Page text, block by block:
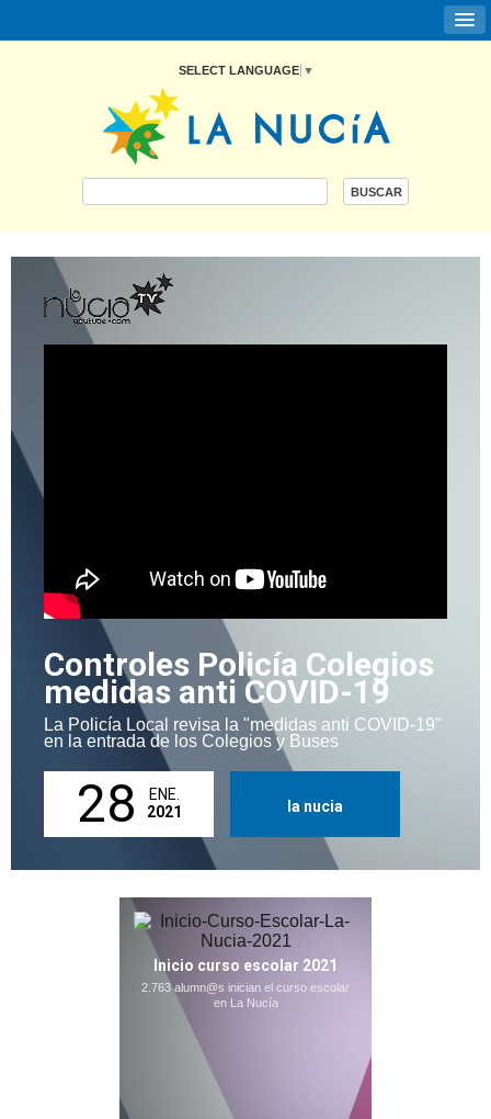
SELECT LANGUAGE ▼
Controles Policía Colegios
medidas anti COVID-19
La Policía Local revisa la "medidas anti COVID-19"
en la entrada de los Colegios y Buses
28
ENE.
2021
la nucia
Inicio curso escolar 2021
2.763 alumn@s inician el curso escolar
en La Nucía